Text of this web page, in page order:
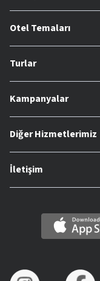
Otel Temaları
Turlar
Kampanyalar
Diğer Hizmetlerimiz
İletişim